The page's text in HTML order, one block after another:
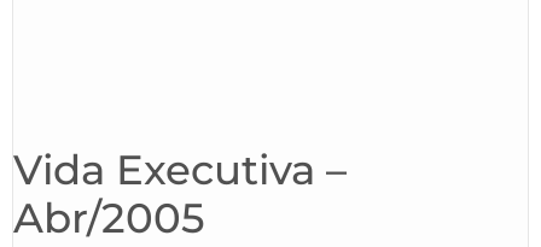
Vida Executiva –
Abr/2005